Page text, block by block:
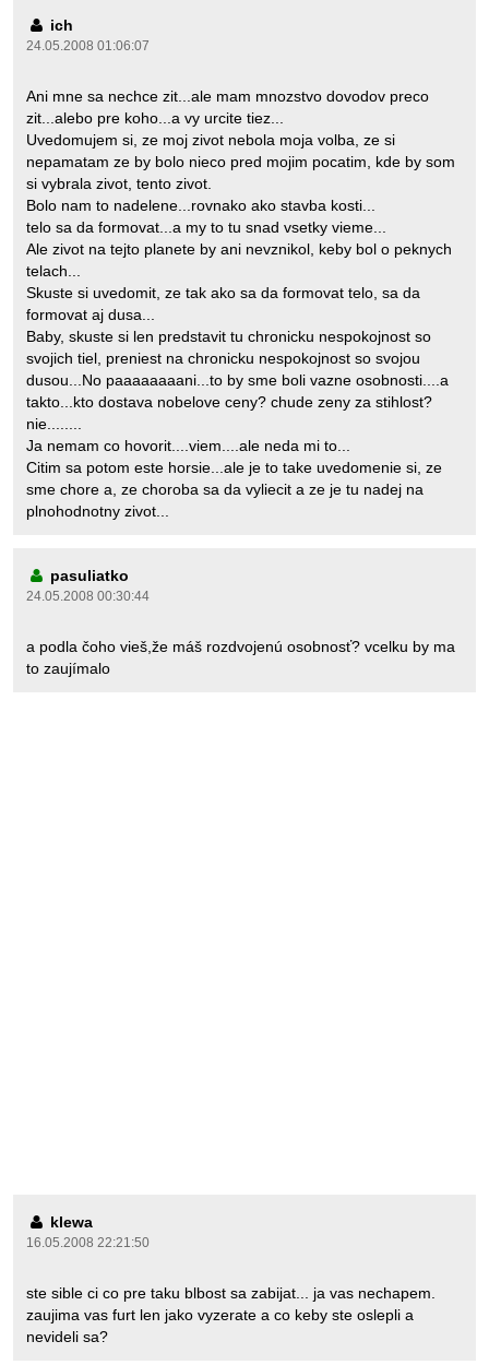
ich
24.05.2008 01:06:07
Ani mne sa nechce zit...ale mam mnozstvo dovodov preco
zit...alebo pre koho...a vy urcite tiez...
Uvedomujem si, ze moj zivot nebola moja volba, ze si
nepamatam ze by bolo nieco pred mojim pocatim, kde by som
si vybrala zivot, tento zivot.
Bolo nam to nadelene...rovnako ako stavba kosti...
telo sa da formovat...a my to tu snad vsetky vieme...
Ale zivot na tejto planete by ani nevznikol, keby bol o peknych
telach...
Skuste si uvedomit, ze tak ako sa da formovat telo, sa da
formovat aj dusa...
Baby, skuste si len predstavit tu chronicku nespokojnost so
svojich tiel, preniest na chronicku nespokojnost so svojou
dusou...No paaaaaaaani...to by sme boli vazne osobnosti....a
takto...kto dostava nobelove ceny? chude zeny za stihlost?
nie........
Ja nemam co hovorit....viem....ale neda mi to...
Citim sa potom este horsie...ale je to take uvedomenie si, ze
sme chore a, ze choroba sa da vyliecit a ze je tu nadej na
plnohodnotny zivot...
pasuliatko
24.05.2008 00:30:44
a podla čoho vieš,že máš rozdvojenú osobnosť? vcelku by ma
to zaujímalo
klewa
16.05.2008 22:21:50
ste sible ci co pre taku blbost sa zabijat... ja vas nechapem.
zaujima vas furt len jako vyzerate a co keby ste oslepli a
nevideli sa?